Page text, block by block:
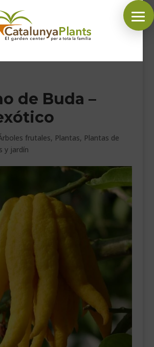
SÍGUENOS EN:
de Buda –
frutales, Plantas, Plantas de
y jardín